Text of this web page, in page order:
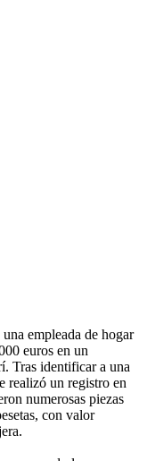
empleada de hogar
euros en un
Tras identificar a una
realizó un registro en
numerosas piezas
con valor